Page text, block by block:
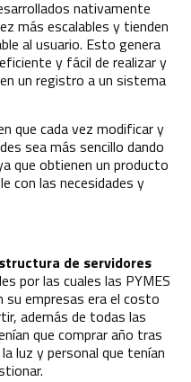
nativamente
más escalables y tienden
al usuario. Esto genera
y fácil de realizar y
un registro a un sistema
que cada vez modificar y
sea más sencillo dando
que obtienen un producto
con las necesidades y
de servidores
por las cuales las PYMES
su empresas era el costo
además de todas las
que comprar año tras
luz y personal que tenían